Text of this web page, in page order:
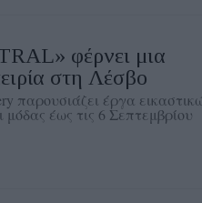
φέρνει μια
στη Λέσβο
παρουσιάζει έργα
έως τις 6 Σεπτεμβρίου